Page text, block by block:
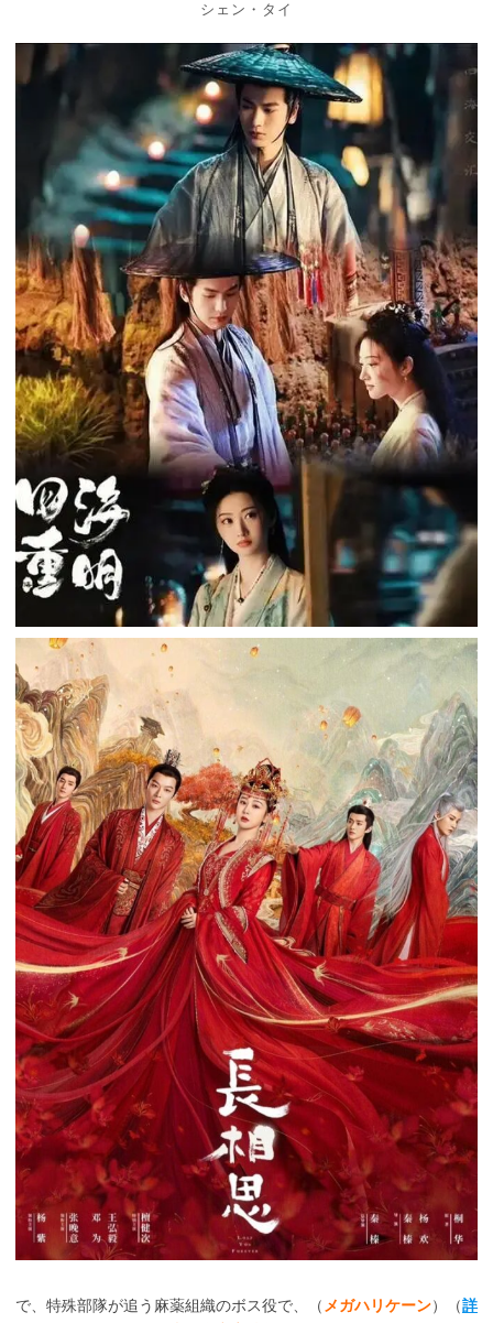
シェン・タイ
で、特殊部隊が追う麻薬組織のボス役で、（メガハリケーン）（詳